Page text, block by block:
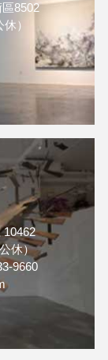
8502
）
10462
休）
9660